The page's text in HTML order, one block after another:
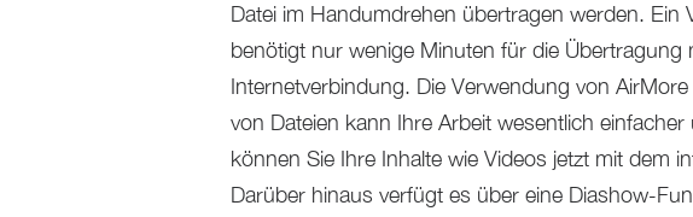
Datei im Handumdrehen übertragen werden. Ein
benötigt nur wenige Minuten für die Übertragung
Internetverbindung. Die Verwendung von
von Dateien kann Ihre Arbeit wesentlich
können Sie Ihre Inhalte wie Videos jetzt mit dem
Darüber hinaus verfügt es über eine Diashow-